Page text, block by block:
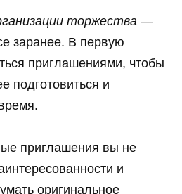
торжества —
заранее. В первую
приглашениями, чтобы
подготовиться и
приглашения вы не
и
оригинальное